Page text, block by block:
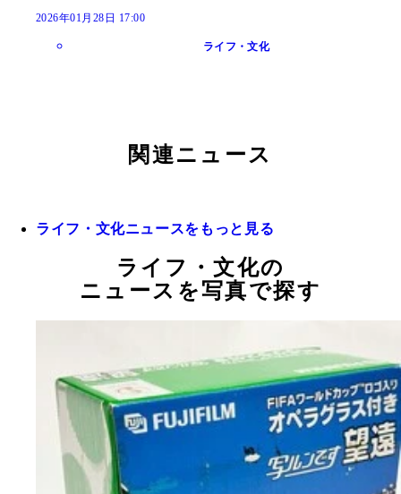
2026年01月28日 17:00
ライフ・文化
関連ニュース
ライフ・文化ニュースをもっと見る
ライフ・文化の
ニュースを写真で探す